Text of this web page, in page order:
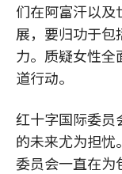
们在阿富汗以及
展，要归功于包
力。质疑女性全
道行动。
红十字国际委员
的未来尤为担
委员会一直在为